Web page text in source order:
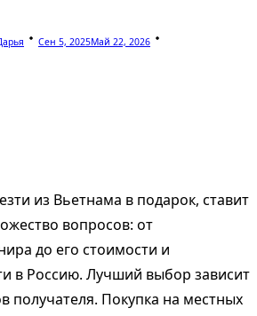
Сен 5, 2025Май 22, 2026
из Вьетнама в подарок, ставит
вопросов: от
до его стоимости и
в Россию. Лучший выбор зависит
получателя. Покупка на местных